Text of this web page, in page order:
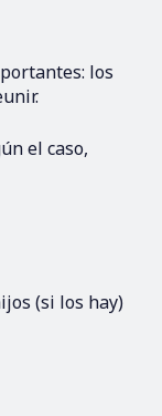
los
el caso,
(si los hay)